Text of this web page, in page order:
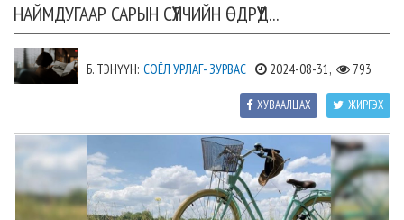
НАЙМДУГААР САРЫН СҮҮЛЧИЙН ӨДРҮҮД...
Б. ТЭНҮҮН: СОЁЛ УРЛАГ- ЗУРВАС 2024-08-31, 793
ЖИРГЭХ
ХУВААЛЦАХ